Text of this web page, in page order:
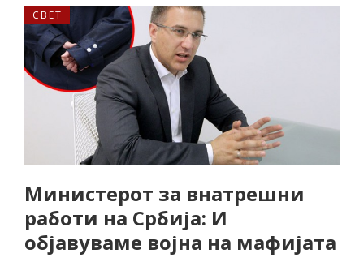
СВЕТ
Министерот за внатрешни
работи на Србија: И
објавуваме војна на мафијата